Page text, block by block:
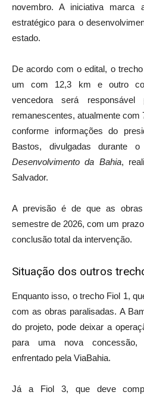
novembro. A iniciativa marca
estratégico para o
estado.
De acordo com o edital, o
um com 12,3 km e outro
vencedora será
remanescentes, atualmente com
conforme informações do
Bastos, divulgadas durante
Desenvolvimento da Bahia,
Salvador.
A previsão é de que as
semestre de 2026, com um
conclusão total da intervenção.
Situação dos outros
Enquanto isso, o trecho Fiol 1,
com as obras paralisadas. A
do projeto, pode deixar a
para uma nova concessão,
enfrentado pela ViaBahia.
Já a Fiol 3, que deve